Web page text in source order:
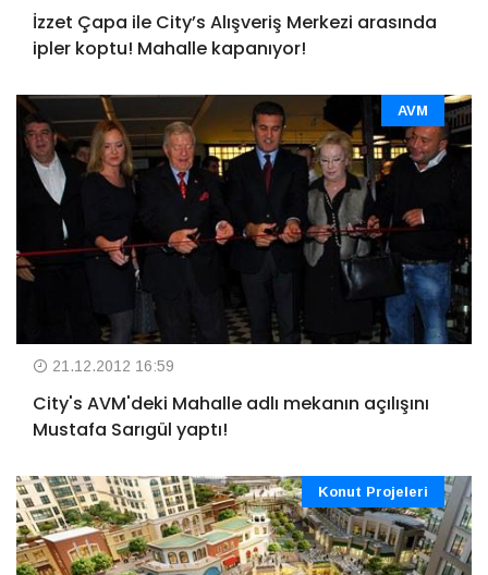
İzzet Çapa ile City’s Alışveriş Merkezi arasında
ipler koptu! Mahalle kapanıyor!
AVM
21.12.2012 16:59
City's AVM'deki Mahalle adlı mekanın açılışını
Mustafa Sarıgül yaptı!
Konut Projeleri